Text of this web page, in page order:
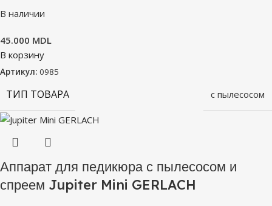
В наличии
45.000 MDL
В корзину
Артикул: 0985
ТИП ТОВАРА с пылесосом
Аппарат для педикюра с пылесосом и
спреем Jupiter Mini GERLACH